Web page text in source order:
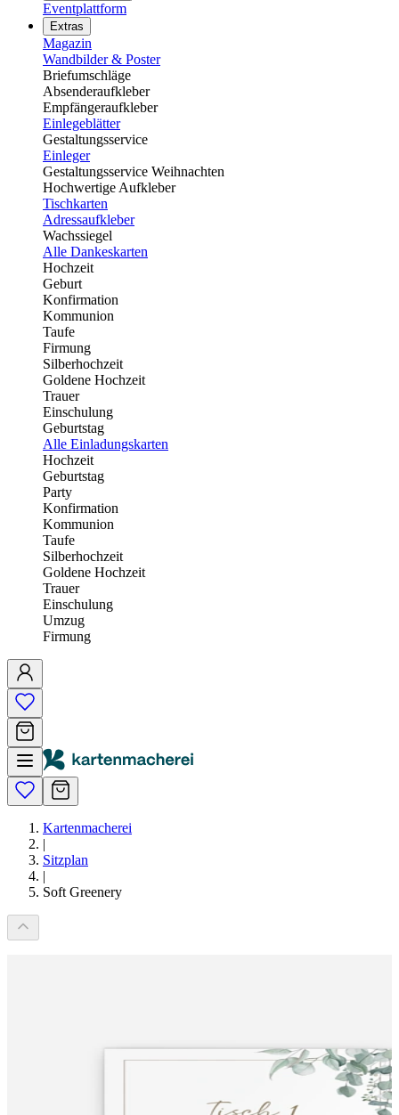
Eventplattform
Extras
Magazin
Wandbilder & Poster
Briefumschläge
Absenderaufkleber
Empfängeraufkleber
Einlegeblätter
Gestaltungsservice
Einleger
Gestaltungsservice Weihnachten
Hochwertige Aufkleber
Tischkarten
Adressaufkleber
Wachssiegel
Alle Dankeskarten
Hochzeit
Geburt
Konfirmation
Kommunion
Taufe
Firmung
Silberhochzeit
Goldene Hochzeit
Trauer
Einschulung
Geburtstag
Alle Einladungskarten
Hochzeit
Geburtstag
Party
Konfirmation
Kommunion
Taufe
Silberhochzeit
Goldene Hochzeit
Trauer
Einschulung
Umzug
Firmung
Kartenmacherei
|
Sitzplan
|
Soft Greenery